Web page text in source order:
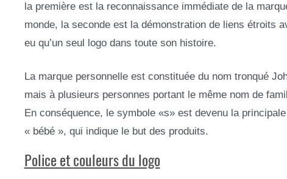
la première est la reconnaissance immédiate de la
monde, la seconde est la démonstration de liens étroits
eu qu’un seul logo dans toute son histoire.
La marque personnelle est constituée du nom tronqué
mais à plusieurs personnes portant le même nom de
En conséquence, le symbole «s» est devenu la
« bébé », qui indique le but des produits.
Police et couleurs du logo